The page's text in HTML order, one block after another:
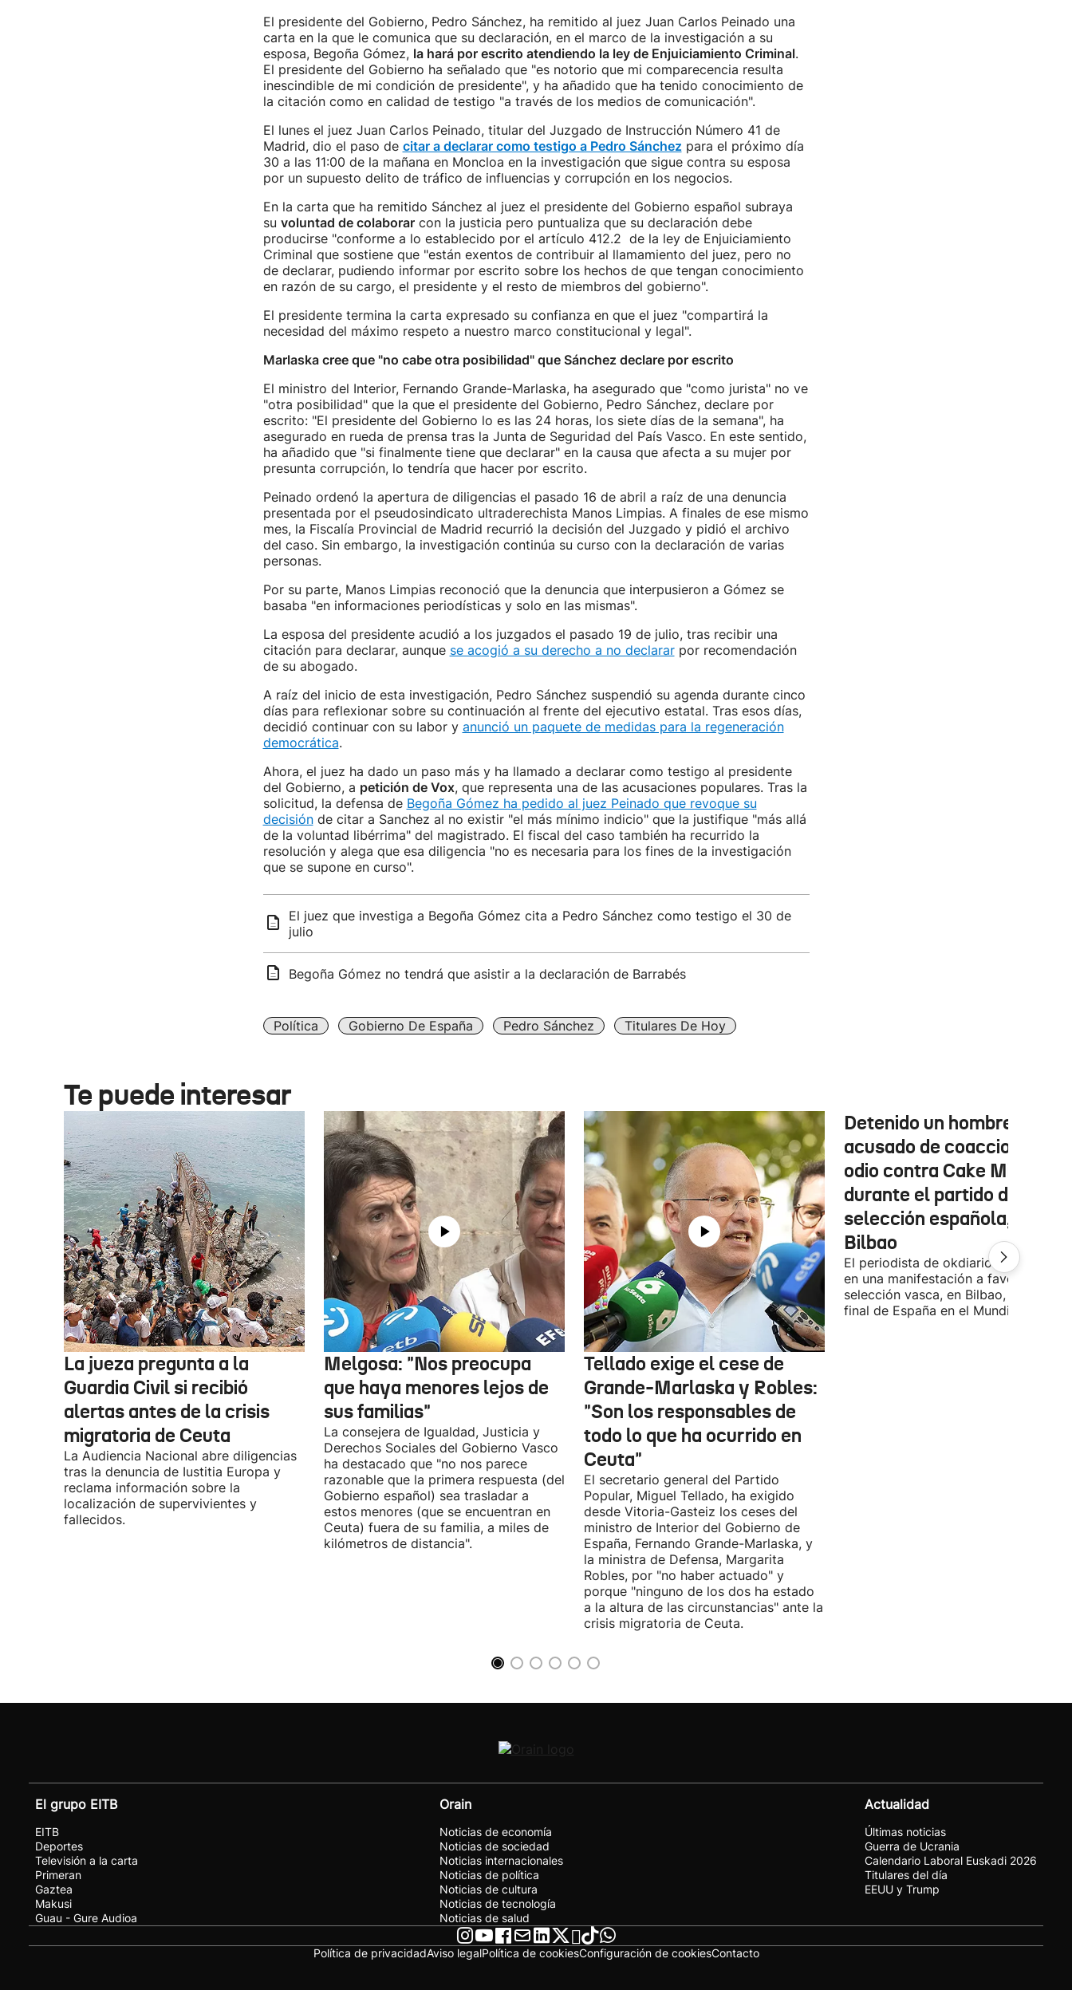
El presidente del Gobierno, Pedro Sánchez, ha remitido al juez Juan Carlos Peinado una
carta en la que le comunica que su declaración, en el marco de la investigación a su
esposa, Begoña Gómez, la hará por escrito atendiendo la ley de Enjuiciamiento Criminal.
El presidente del Gobierno ha señalado que "es notorio que mi comparecencia resulta
inescindible de mi condición de presidente", y ha añadido que ha tenido conocimiento de
la citación como en calidad de testigo "a través de los medios de comunicación".
El lunes el juez Juan Carlos Peinado, titular del Juzgado de Instrucción Número 41 de
Madrid, dio el paso de citar a declarar como testigo a Pedro Sánchezpara el próximo día
30 a las 11:00 de la mañana en Moncloa en la investigación que sigue contra su esposa
por un supuesto delito de tráfico de influencias y corrupción en los negocios.
En la carta que ha remitido Sánchez al juez el presidente del Gobierno español subraya
su voluntad de colaborarcon la justicia pero puntualiza que su declaración debe
producirse "conforme a lo establecido por el artículo 412.2 de la ley de Enjuiciamiento
Criminal que sostiene que "están exentos de contribuir al llamamiento del juez, pero no
de declarar, pudiendo informar por escrito sobre los hechos de que tengan conocimiento
en razón de su cargo, el presidente y el resto de miembros del gobierno".
El presidente termina la carta expresado su confianza en que el juez "compartirá la
necesidad del máximo respeto a nuestro marco constitucional y legal".
Marlaska cree que "no cabe otra posibilidad" que Sánchez declare por escrito
El ministro del Interior, Fernando Grande-Marlaska, ha asegurado que "como jurista" no ve
"otra posibilidad" que la que el presidente del Gobierno, Pedro Sánchez, declare por
escrito: "El presidente del Gobierno lo es las 24 horas, los siete días de la semana", ha
asegurado en rueda de prensa tras la Junta de Seguridad del País Vasco. En este sentido,
ha añadido que "si finalmente tiene que declarar" en la causa que afecta a su mujer por
presunta corrupción, lo tendría que hacer por escrito.
Peinado ordenó la apertura de diligencias el pasado 16 de abril a raíz de una denuncia
presentada por el pseudosindicato ultraderechista Manos Limpias. A finales de ese mismo
mes, la Fiscalía Provincial de Madrid recurrió la decisión del Juzgado y pidió el archivo
del caso. Sin embargo, la investigación continúa su curso con la declaración de varias
personas.
Por su parte, Manos Limpias reconoció que la denuncia que interpusieron a Gómez se
basaba "en informaciones periodísticas y solo en las mismas".
La esposa del presidente acudió a los juzgados el pasado 19 de julio, tras recibir una
citación para declarar, aunque se acogió a su derecho a no declararpor recomendación
de su abogado.
A raíz del inicio de esta investigación, Pedro Sánchez suspendió su agenda durante cinco
días para reflexionar sobre su continuación al frente del ejecutivo estatal. Tras esos días,
decidió continuar con su labor y anunció un paquete de medidas para la regeneración
democrática.
Ahora, el juez ha dado un paso más y ha llamado a declarar como testigo al presidente
del Gobierno, a petición de Vox, que representa una de las acusaciones populares. Tras la
solicitud, la defensa de Begoña Gómez ha pedido al juez Peinado que revoque su
decisiónde citar a Sanchez al no existir "el más mínimo indicio" que la justifique "más allá
de la voluntad libérrima" del magistrado. El fiscal del caso también ha recurrido la
resolución y alega que esa diligencia "no es necesaria para los fines de la investigación
que se supone en curso".
El juez que investiga a Begoña Gómez cita a Pedro Sánchez como testigo el 30 de
julio
Begoña Gómez no tendrá que asistir a la declaración de Barrabés
Política Gobierno De España Pedro Sánchez Titulares De Hoy
Te puede interesar
La jueza pregunta a la
Guardia Civil si recibió
alertas antes de la crisis
migratoria de Ceuta
La Audiencia Nacional abre diligencias
tras la denuncia de Iustitia Europa y
reclama información sobre la
localización de supervivientes y
fallecidos.
Melgosa: "Nos preocupa
que haya menores lejos de
sus familias"
La consejera de Igualdad, Justicia y
Derechos Sociales del Gobierno Vasco
ha destacado que "no nos parece
razonable que la primera respuesta (del
Gobierno español) sea trasladar a
estos menores (que se encuentran en
Ceuta) fuera de su familia, a miles de
kilómetros de distancia".
Tellado exige el cese de
Grande-Marlaska y Robles:
"Son los responsables de
todo lo que ha ocurrido en
Ceuta"
El secretario general del Partido
Popular, Miguel Tellado, ha exigido
desde Vitoria-Gasteiz los ceses del
ministro de Interior del Gobierno de
España, Fernando Grande-Marlaska, y
la ministra de Defensa, Margarita
Robles, por "no haber actuado" y
porque "ninguno de los dos ha estado
a la altura de las circunstancias" ante la
crisis migratoria de Ceuta.
Detenido un hombre
acusado de coacciones y
odio contra Cake Minuesa
durante el partido de la
selección española, en
Bilbao
El periodista de okdiario se
en una manifestación a favor de la
selección vasca, en Bilbao, durante la
final de España en el Mundial.
El grupo EITB
EITB
Deportes
Televisión a la carta
Primeran
Gaztea
Makusi
Guau - Gure Audioa
Orain
Noticias de economía
Noticias de sociedad
Noticias internacionales
Noticias de política
Noticias de cultura
Noticias de tecnología
Noticias de salud
Actualidad
Últimas noticias
Guerra de Ucrania
Calendario Laboral Euskadi 2026
Titulares del día
EEUU y Trump
Política de privacidadAviso legalPolítica de cookiesConfiguración de cookiesContacto